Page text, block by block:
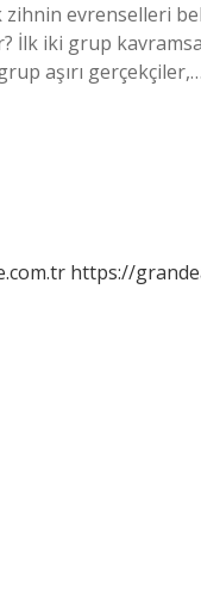
evrenselleri
İlk iki grup
aşırı gerçekçiler,…
https://